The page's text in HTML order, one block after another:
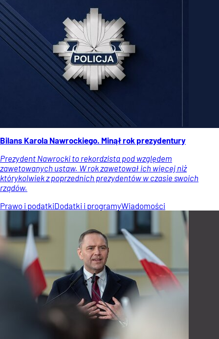
Bilans Karola Nawrockiego. Minął rok prezydentury
Prezydent Nawrocki to rekordzista pod względem
zawetowanych ustaw. W rok zawetował ich więcej niż
którykolwiek z poprzednich prezydentów w czasie swoich
rządów.
Prawo i podatkiDodatki i programyWiadomości